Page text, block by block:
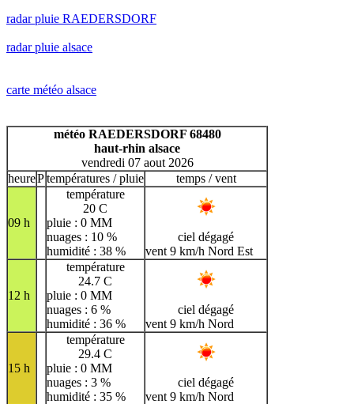
météo
H
I J K L M
N
T
U
V
W X Y Z
radar pluie RAEDERSDORF
radar pluie alsace
carte météo alsace
météo RAEDERSDORF 68480
haut-rhin alsace
vendredi 07 aout 2026
heurePtempératures / pluie temps / vent
09 h
température
20 C
pluie : 0 MM
nuages : 10 %
humidité : 38 %
ciel dégagé
vent 9 km/h Nord Est
12 h
température
24.7 C
pluie : 0 MM
nuages : 6 %
humidité : 36 %
ciel dégagé
vent 9 km/h Nord
15 h
température
29.4 C
pluie : 0 MM
nuages : 3 %
humidité : 35 %
ciel dégagé
vent 9 km/h Nord